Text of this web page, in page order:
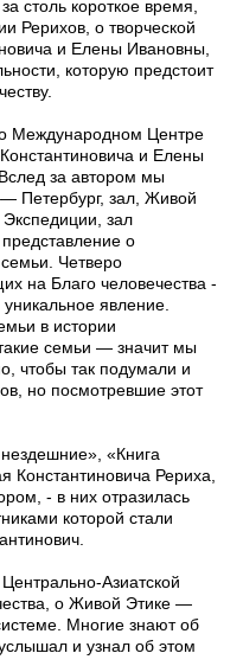
столь короткое время,
Рерихов, о творческой
и Елены Ивановны,
которую предстоит
Международном Центре
и Елены
за автором мы
Петербург, зал, Живой
зал
о
Четверо
на Благо человечества -
явление.
в истории
семьи — значит мы
чтобы так подумали и
но посмотревшие этот
«Книга
Константиновича Рериха,
- в них отразилась
которой стали
Азиатской
о Живой Этике —
Многие знают об
и узнал об этом